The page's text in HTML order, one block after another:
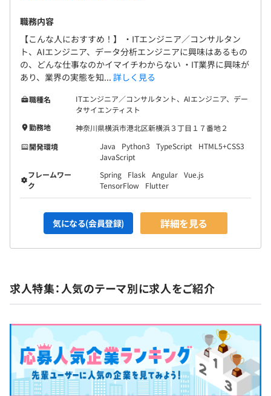
何でも話し合って決める社風がベースにあるため、年次経
験関係なく、自由に意見を言える環境です
入社後3年間は、毎年、年度末の成果発表プレゼンテーシ
ョンをおこないます。
一人一人の若手社員の実績を丁寧に見て、給与査定をおこ
なうのみならず、成長を実感できるフィードバックの場と
なっています。
成長した点・伸ばせる点・伸ばし方について具体的にアド
4年目以降も毎年査定を実施して、給与額が改定されてい
80名
職務内容
【こんな人におすすめ！】 ・ITエンジニア／コンサルタン
ト、AIエンジニア、データ分析エンジニアに興味はあるもの
の、どんな仕事なのかイマイチわからない ・IT業界に興味が
あり、業界の実態を知... 詳しく見る
職種名
ITエンジニア／コンサルタント、AIエンジニア、デー
タサイエンティスト
勤務地
神奈川県横浜市港北区新横浜３丁目１７番地２
開発環境
Java Python3 TypeScript
HTML5+CSS3
JavaScript
フレームワー
ク
Spring Flask Angular Vue.js
TensorFlow
Flutter
気になる(会員登録) 詳細を見る
求人特集：人気のテーマ別に求人をご紹介